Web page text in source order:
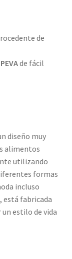
de
PEVAde fácil
diseño muy
alimentos
utilizando
formas
incluso
está fabricada
estilo de vida